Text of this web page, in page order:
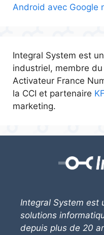
Android avec Google
Integral System est
industriel, membre du
Activateur France
la CCI et partenaire
marketing.
Integral System est
solutions
depuis plus de 20